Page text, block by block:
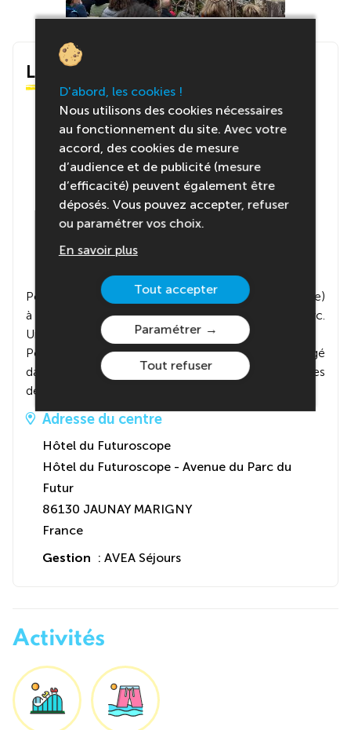
Le centre
Pour la première partie du séjour, tu seras hébergé(e)
à l’Hôtel du Futuroscope, situé à deux pas du parc.
Un emplacement idéal pour une immersion totale.
Pour la seconde partie du séjour, tu seras hébergé
dans notre centre de vacances, à quelques minutes
de la mer.
Adresse du centre
Hôtel du Futuroscope
Hôtel du Futuroscope - Avenue du Parc du
Futur
86130 JAUNAY MARIGNY
France
Gestion : AVEA Séjours
Activités
D'abord, les cookies !
Nous utilisons des cookies nécessaires
au fonctionnement du site. Avec votre
accord, des cookies de mesure
d’audience et de publicité (mesure
d’efficacité) peuvent également être
déposés. Vous pouvez accepter, refuser
ou paramétrer vos choix.
En savoir plus
Tout accepter
Paramétrer
Tout refuser